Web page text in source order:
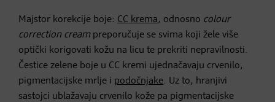
Majstor korekcije boje: CC krema, odnosno colour
correction creampreporučuje se svima koji žele više
optički korigovati kožu na licu te prekriti nepravilnosti.
Čestice zelene boje u CC kremi ujednačavaju crvenilo,
pigmentacijske mrlje i podočnjake. Uz to, hranjivi
sastojci ublažavaju crvenilo kože pa pigmentacijske